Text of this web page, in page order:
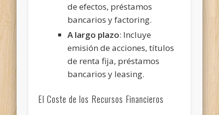
de efectos, préstamos
bancarios y factoring.
A largo plazo: Incluye
emisión de acciones, títulos
de renta fija, préstamos
bancarios y leasing.
El Coste de los Recursos Financieros